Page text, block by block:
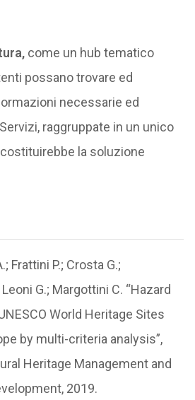
come un hub tematico
possano trovare ed
necessarie ed
raggruppate in un unico
la soluzione
Frattini P.; Crosta G.;
G.; Margottini C. “Hazard
World Heritage Sites
by multi-criteria analysis”,
Heritage Management and
2019.